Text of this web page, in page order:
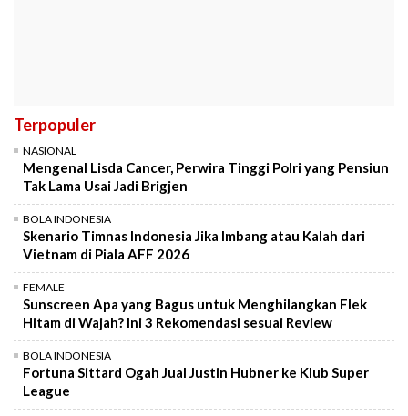
Terpopuler
NASIONAL
Mengenal Lisda Cancer, Perwira Tinggi Polri yang Pensiun
Tak Lama Usai Jadi Brigjen
BOLA INDONESIA
Skenario Timnas Indonesia Jika Imbang atau Kalah dari
Vietnam di Piala AFF 2026
FEMALE
Sunscreen Apa yang Bagus untuk Menghilangkan Flek
Hitam di Wajah? Ini 3 Rekomendasi sesuai Review
BOLA INDONESIA
Fortuna Sittard Ogah Jual Justin Hubner ke Klub Super
League